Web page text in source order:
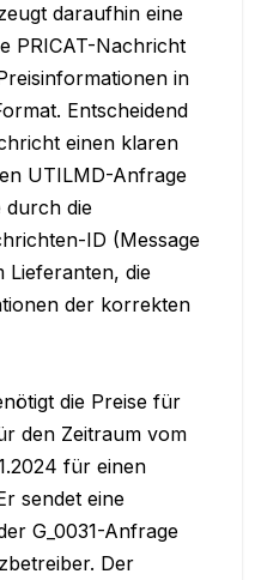
daraufhin eine
PRICAT-Nachricht
in
Entscheidend
einen klaren
UTILMD-Anfrage
durch die
ID (Message
Lieferanten, die
der korrekten
die Preise für
den Zeitraum vom
für einen
sendet eine
G_0031-Anfrage
Der